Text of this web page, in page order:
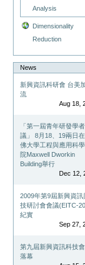
Analysis
Dimensionality
Reduction
News
新興資訊科研會 台美
流
Aug 18,
「第一屆青年研發學
議」 8月18、19兩日
佛大學工程與應用科
院Maxwell Dworkin
Building舉行
Dec 12,
2009年第9屆新興資訊
技研討會會議(EITC-
紀實
Sep 27,
第九屆新興資訊科技
落幕